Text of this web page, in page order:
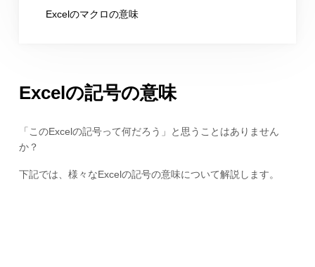
Excelのマクロの意味
Excelの記号の意味
「このExcelの記号って何だろう」と思うことはありません
か？
下記では、様々なExcelの記号の意味について解説します。